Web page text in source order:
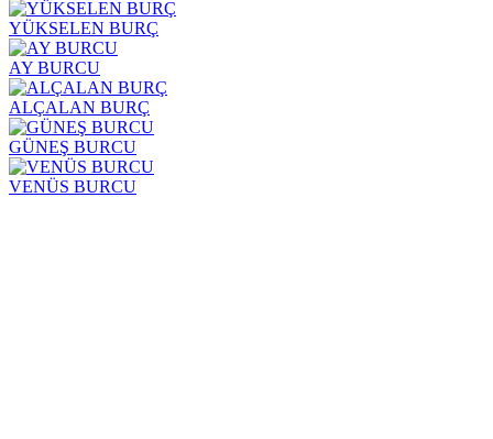
YÜKSELEN BURÇ
AY BURCU
ALÇALAN BURÇ
GÜNEŞ BURCU
VENÜS BURCU